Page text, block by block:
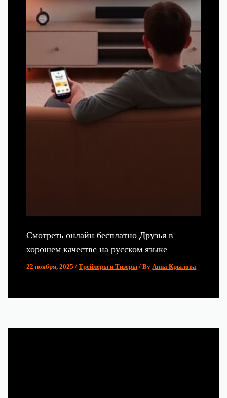
Смотреть онлайн бесплатно Друзья в
хорошем качестве на русском языке
22 ноября, 2025/Трейлеры и Тизеры / ByАнна Крылова